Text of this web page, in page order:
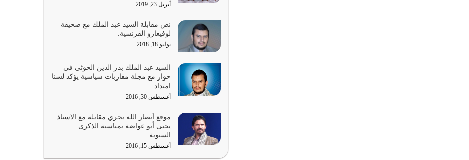
السبب الرئيسي لشقاء الأمة الابتعاد عن كتاب الله
والتعدي لحدود الله بالإضافات للدين
أغسطس 1, 2026
أبرز أسباب الشقاء هو الإعراض عن ذكر الله وعن هدى
الله المتمثل في القرآن الكريم
يوليو 31, 2026
كلما كانوا أكثر ضعفاً
يوليو 30, 2026
أبريل 23, 2019
نص مقابلة السيد عبد الملك مع صحيفة
لوفيغارو الفرنسية.
يوليو 18, 2018
السيد عبد الملك بدر الدين الحوثي في
حوار مع مجلة مقاربات سياسية يؤكد لسنا
امتداد…
أغسطس 30, 2016
موقع أنصار الله يجري مقابلة مع الاستاذ
يحيى أبو عواضة بمناسبة الذكرى
السنوية…
أغسطس 15, 2016